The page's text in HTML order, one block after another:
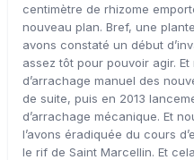
centimètre de rhizome
nouveau plan. Bref, une
avons constaté un début
assez tôt pour pouvoir agir.
d’arrachage manuel des
de suite, puis en 2013
d’arrachage mécanique. Et
l’avons éradiquée du cours
le rif de Saint Marcellin. Et